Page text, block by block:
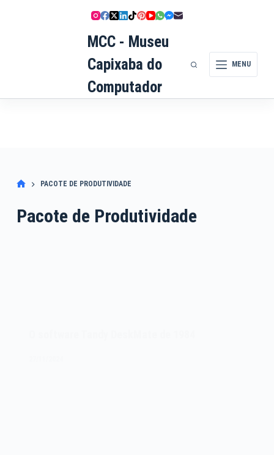
MCC - Museu
Capixaba do
Computador
MENU
PACOTE DE PRODUTIVIDADE
Pacote de Produtividade